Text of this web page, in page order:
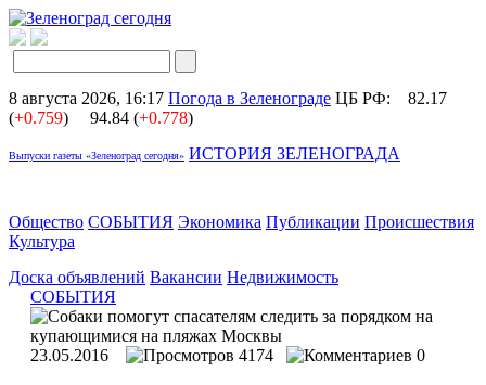
8 августа 2026, 16:17 Погода в Зеленограде ЦБ РФ:
82.17
(+0.759) 94.84 (+0.778)
Выпуски газеты «Зеленоград сегодня» ИСТОРИЯ ЗЕЛЕНОГРАДА
Общество СОБЫТИЯ Экономика Публикации Происшествия
Культура
Доска объявлений Вакансии Недвижимость
СОБЫТИЯ
23.05.2016 4174 0